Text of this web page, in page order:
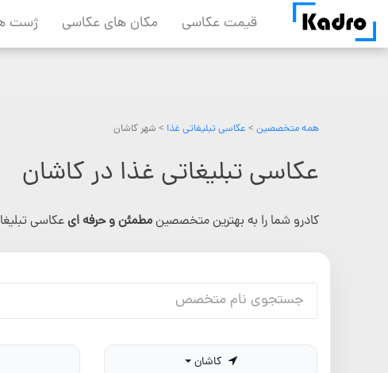
content
قیمت عکاسی مکان های عکاسی ژست
همه متخصصین > عکاسی تبلیغاتی غذا > شهر کاشان
عکاسی تبلیغاتی غذا در کاشان
کادرو شما را به بهترین متخصصینمطمئن و حرفه ایعکاسی